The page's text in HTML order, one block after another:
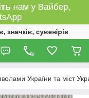
нам у Вайбер,
значків, сувенірів
України та міст